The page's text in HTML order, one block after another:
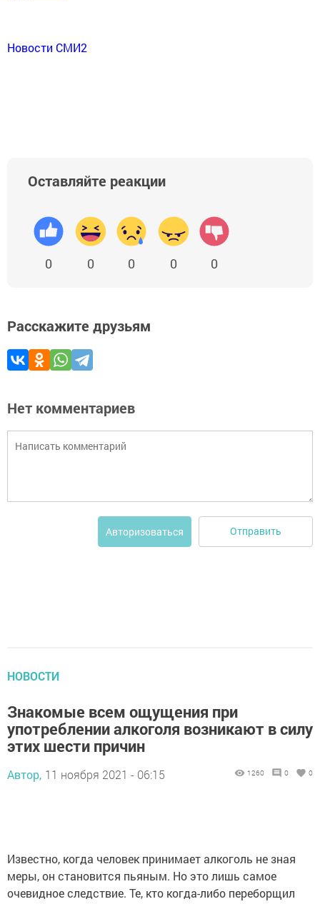
Новости СМИ2
Оставляйте реакции
0 0 0 0 0
Расскажите друзьям
Нет комментариев
Авторизоваться Отправить
НОВОСТИ
Знакомые всем ощущения при
употреблении алкоголя возникают в силу
этих шести причин
Автор, 11 ноября 2021 - 06:15 1260 0 0
Известно, когда человек принимает алкоголь не зная
меры, он становится пьяным. Но это лишь самое
очевидное следствие. Те, кто когда-либо переборщил